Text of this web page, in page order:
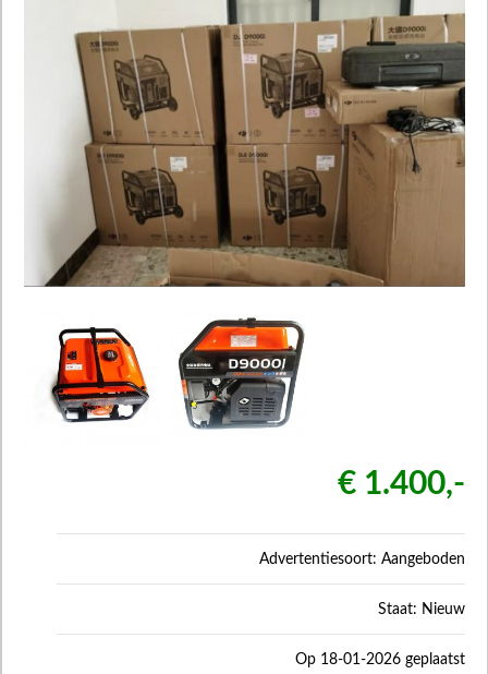
€ 1.400,-
Advertentiesoort: Aangeboden
Staat: Nieuw
Op 18-01-2026 geplaatst